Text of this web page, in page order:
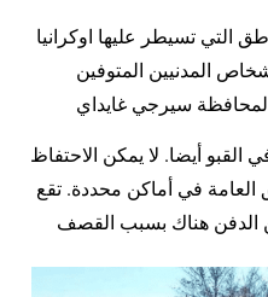
التي تسيطر عليها اوكرانيا
المدنيين المتوفين
القبو أيضا. لا يمكن الاحتفاظ
العامة في أماكن محددة. تقع